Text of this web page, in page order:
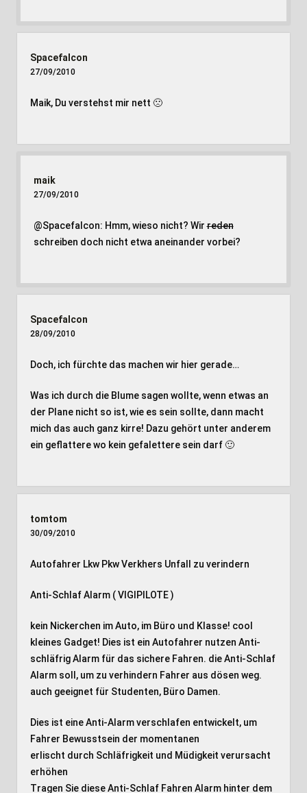
Spacefalcon
27/09/2010
Maik, Du verstehst mir nett 🙁
maik
27/09/2010
@Spacefalcon: Hmm, wieso nicht? Wirreden
schreiben doch nicht etwa aneinander vorbei?
Spacefalcon
28/09/2010
Doch, ich fürchte das machen wir hier gerade…
Was ich durch die Blume sagen wollte, wenn etwas an
der Plane nicht so ist, wie es sein sollte, dann macht
mich das auch ganz kirre! Dazu gehört unter anderem
ein geflattere wo kein gefalettere sein darf 🙂
tomtom
30/09/2010
Autofahrer Lkw Pkw Verkhers Unfall zu verindern
Anti-Schlaf Alarm ( VIGIPILOTE )
kein Nickerchen im Auto, im Büro und Klasse! cool
kleines Gadget! Dies ist ein Autofahrer nutzen Anti-
schläfrig Alarm für das sichere Fahren. die Anti-Schlaf
Alarm soll, um zu verhindern Fahrer aus dösen weg.
auch geeignet für Studenten, Büro Damen.
Dies ist eine Anti-Alarm verschlafen entwickelt, um
Fahrer Bewusstsein der momentanen
erlischt durch Schläfrigkeit und Müdigkeit verursacht
erhöhen
Tragen Sie diese Anti-Schlaf Fahren Alarm hinter dem